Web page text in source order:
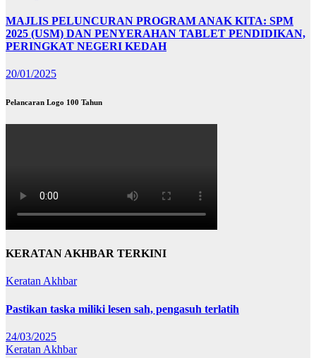
MAJLIS PELUNCURAN PROGRAM ANAK KITA: SPM
2025 (USM) DAN PENYERAHAN TABLET PENDIDIKAN,
PERINGKAT NEGERI KEDAH
20/01/2025
Pelancaran Logo 100 Tahun
KERATAN AKHBAR TERKINI
Keratan Akhbar
Pastikan taska miliki lesen sah, pengasuh terlatih
24/03/2025
Keratan Akhbar